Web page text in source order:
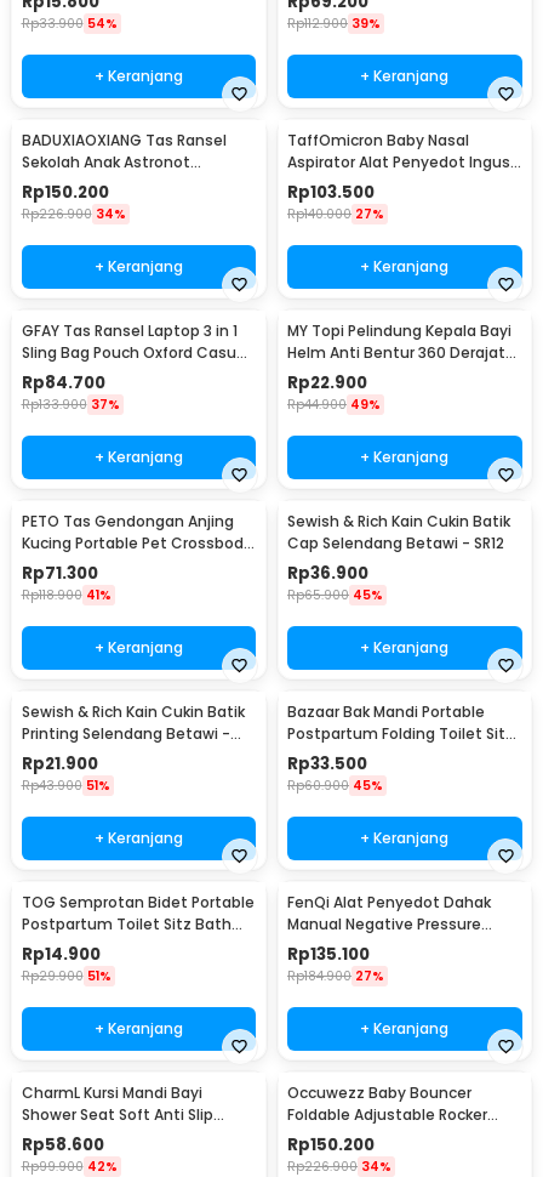
Rp33.900 54%
+ Keranjang
Rp112.900 39%
+ Keranjang
BADUXIAOXIANG Tas Ransel
Sekolah Anak Astronot
Waterproof Multilayer - SC44
Rp150.200
Rp226.900 34%
+ Keranjang
TaffOmicron Baby Nasal
Aspirator Alat Penyedot Ingus
6 Level 500mAh - ZLY-018
Rp103.500
Rp140.000 27%
+ Keranjang
GFAY Tas Ransel Laptop 3 in 1
Sling Bag Pouch Oxford Casual
Style - KC30
Rp84.700
Rp133.900 37%
+ Keranjang
MY Topi Pelindung Kepala Bayi
Helm Anti Bentur 360 Derajat
Soft Cotton Forest - MY3
Rp22.900
Rp44.900 49%
+ Keranjang
PETO Tas Gendongan Anjing
Kucing Portable Pet Crossbody
Bag - P320
Rp71.300
Rp118.900 41%
+ Keranjang
Sewish & Rich Kain Cukin Batik
Cap Selendang Betawi - SR12
Rp36.900
Rp65.900 45%
+ Keranjang
Sewish & Rich Kain Cukin Batik
Printing Selendang Betawi -
SR13
Rp21.900
Rp43.900 51%
+ Keranjang
Bazaar Bak Mandi Portable
Postpartum Folding Toilet Sitz
Bath Bowl - BZ279
Rp33.500
Rp60.900 45%
+ Keranjang
TOG Semprotan Bidet Portable
Postpartum Toilet Sitz Bath
Sprayer - TG280
Rp14.900
Rp29.900 51%
+ Keranjang
FenQi Alat Penyedot Dahak
Manual Negative Pressure
Sputum Suction - ZS-I
Rp135.100
Rp184.900 27%
+ Keranjang
CharmL Kursi Mandi Bayi
Shower Seat Soft Anti Slip
Drainage Hole - CH12
Rp58.600
Rp99.900 42%
Occuwezz Baby Bouncer
Foldable Adjustable Rocker
Ayunan Bayi - OW40
Rp150.200
Rp226.900 34%